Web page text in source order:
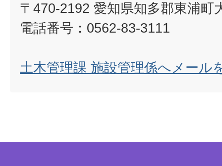
〒470-2192 愛知県知多郡東浦町
電話番号：0562-83-3111
土木管理課 施設管理係へメール